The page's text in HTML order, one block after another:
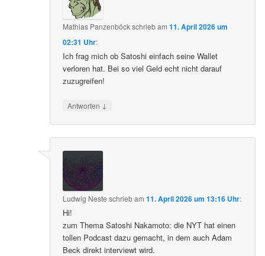
Mathias Panzenböckschriebam11. April 2026 um
02:31 Uhr:
Ich frag mich ob Satoshi einfach seine Wallet
verloren hat. Bei so viel Geld echt nicht darauf
zuzugreifen!
Antworten ↓
Ludwig Neste schriebam11. April 2026 um 13:16 Uhr:
Hi!
zum Thema Satoshi Nakamoto: die NYT hat einen
tollen Podcast dazu gemacht, in dem auch Adam
Beck direkt interviewt wird.